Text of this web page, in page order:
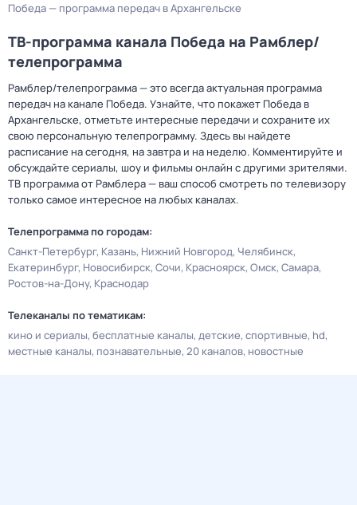
Победа — программа передач в Архангельске
ТВ-программа канала Победа на Рамблер/
телепрограмма
Рамблер/телепрограмма — это всегда актуальная программа
передач на канале Победа. Узнайте, что покажет Победа в
Архангельске, отметьте интересные передачи и сохраните их
свою персональную телепрограмму. Здесь вы найдете
расписание на сегодня, на завтра и на неделю. Комментируйте и
обсуждайте сериалы, шоу и фильмы онлайн с другими зрителями.
ТВ программа от Рамблера — ваш способ смотреть по телевизору
только самое интересное на любых каналах.
Телепрограмма по городам:
Санкт-Петербург Казань Нижний Новгород Челябинск
Екатеринбург Новосибирск Сочи Красноярск Омск Самара
Ростов-на-Дону Краснодар
Телеканалы по тематикам:
кино и сериалы бесплатные каналы детские спортивные hd
местные каналы познавательные 20 каналов новостные